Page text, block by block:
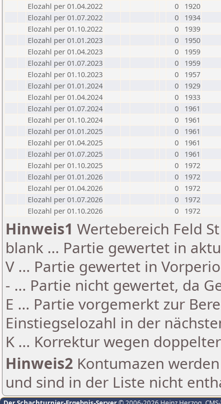
Elozahl per 01.04.2022
0
1920
Elozahl per 01.07.2022
0
1934
Elozahl per 01.10.2022
0
1939
Elozahl per 01.01.2023
0
1950
Elozahl per 01.04.2023
0
1959
Elozahl per 01.07.2023
0
1959
Elozahl per 01.10.2023
0
1957
Elozahl per 01.01.2024
0
1929
Elozahl per 01.04.2024
0
1933
Elozahl per 01.07.2024
0
1961
Elozahl per 01.10.2024
0
1961
Elozahl per 01.01.2025
0
1961
Elozahl per 01.04.2025
0
1961
Elozahl per 01.07.2025
0
1961
Elozahl per 01.10.2025
0
1972
Elozahl per 01.01.2026
0
1972
Elozahl per 01.04.2026
0
1972
Elozahl per 01.07.2026
0
1972
Elozahl per 01.10.2026
0 1972
Hinweis1 Wertebereich Feld
blank ... Partie gewertet in
V ... Partie gewertet in
- ... Partie nicht gewertet, da
E ... Partie vorgemerkt zur
Einstiegselozahl in der
K ... Korrektur wegen
Hinweis2 Kontumazen
und sind in der Liste nicht